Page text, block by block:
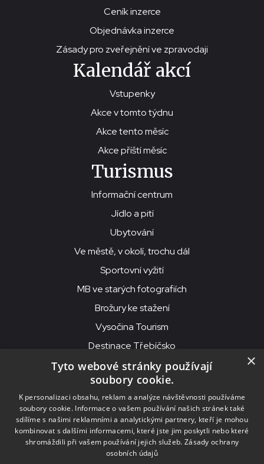
Ceník inzerce
Objednávka inzerce
Zásady pro zveřejnění ve zpravodaji
Kalendář akcí
Vstupenky
Akce v tomto týdnu
Akce tento měsíc
Akce příští měsíc
Turismus
Informační centrum
Jídlo a pití
Ubytování
Ve městě, v okolí, trochu dál
Sportovní vyžití
MB ve starých fotografiích
Brožury ke stažení
Vysočina Tourism
Destinace Třebíčsko
© 2026MKS Beseda Mor. Budějovice
MKS Beseda, příspěvková organizace, Purcnerova 62, 676 02
Moravské Budějovice
IČO: 00091758, DIČ: CZ00091758, ID datové schránky: chjn2kd
×
Tyto webové stránky používají
soubory cookie.
K personalizaci obsahu, reklam a analýze návštěvnosti používáme
soubory cookie. Informace o vašem používání našich stránek také
sdílíme s našimi reklamními a analytickými partnery, kteří je mohou
kombinovat s dalšími informacemi, které jste jim poskytli nebo které
shromáždili při vašem používání jejich služeb. Zásady ochrany
osobních údajů